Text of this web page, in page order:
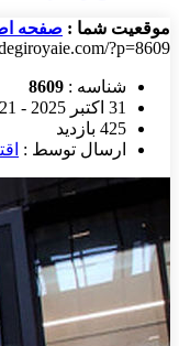
موقعیت شما : صفحه
?p=8609
شناسه : 8609
31 اکتبر 2025 - 22:21
425 بازدید
ارسال توسط :